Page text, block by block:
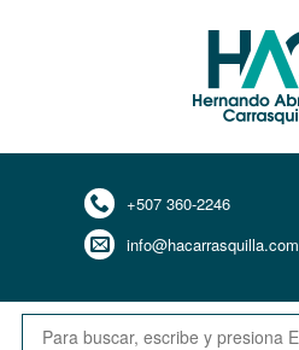
+507 360-2246
info@hacarrasquilla.com